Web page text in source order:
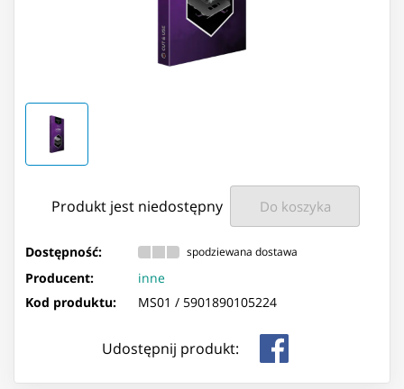
Produkt jest niedostępny Do koszyka
Dostępność: spodziewana dostawa
Producent:
inne
Kod produktu:
MS01 / 5901890105224
Udostępnij produkt: